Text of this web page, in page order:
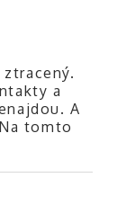
a
A
tomto